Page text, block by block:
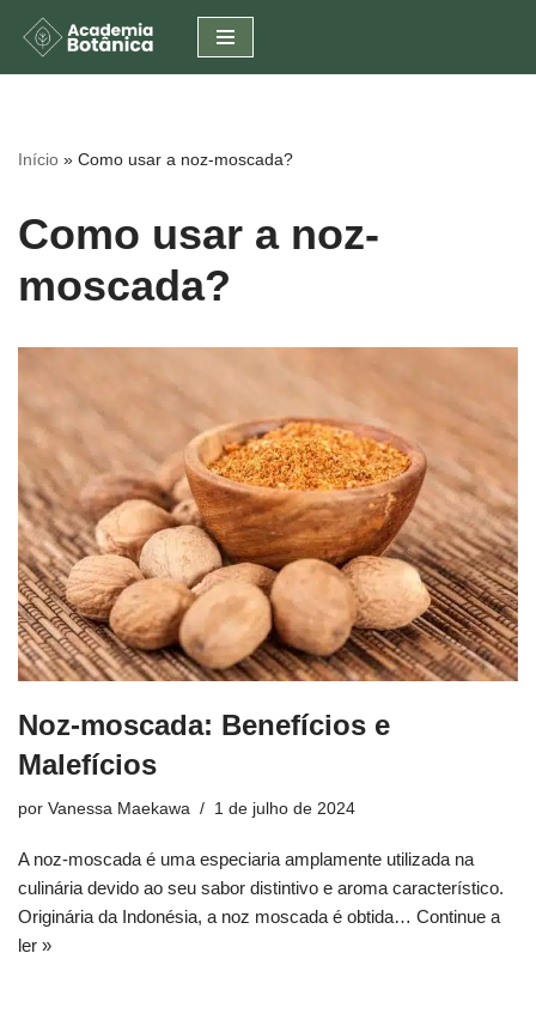
Pular
conteúdo
Início » Como usar a noz-moscada?
Como usar a noz-
moscada?
Noz-moscada: Benefícios e
Malefícios
por Vanessa Maekawa 1 de julho de 2024
A noz-moscada é uma especiaria amplamente utilizada na
culinária devido ao seu sabor distintivo e aroma característico.
Originária da Indonésia, a noz moscada é obtida… Continue a
ler »